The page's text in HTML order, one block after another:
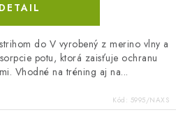
DETAIL
do V vyrobený z merino vlny a
potu, ktorá zaisťuje ochranu
Vhodné na tréning aj na...
Kód: 5995/NAXS